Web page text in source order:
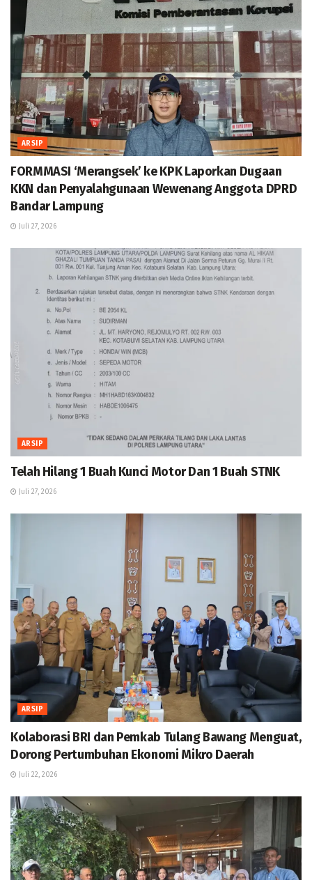
ARSIP
FORMMASI ‘Merangsek’ ke KPK Laporkan Dugaan
KKN dan Penyalahgunaan Wewenang Anggota DPRD
Bandar Lampung
Juli 27, 2026
ARSIP
Telah Hilang 1 Buah Kunci Motor Dan 1 Buah STNK
Juli 27, 2026
ARSIP
Kolaborasi BRI dan Pemkab Tulang Bawang Menguat,
Dorong Pertumbuhan Ekonomi Mikro Daerah
Juli 22, 2026